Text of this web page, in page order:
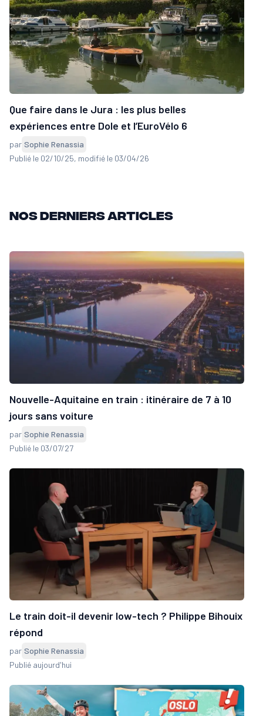
Que faire dans le Jura : les plus belles
expériences entre Dole et l’EuroVélo 6
par Sophie Renassia
Publié le 02/10/25, modifié le 03/04/26
Nos derniers articles
Nouvelle-Aquitaine en train : itinéraire de 7 à 10
jours sans voiture
par Sophie Renassia
Publié le 03/07/27
Le train doit-il devenir low-tech ? Philippe Bihouix
répond
par Sophie Renassia
Publié aujourd'hui